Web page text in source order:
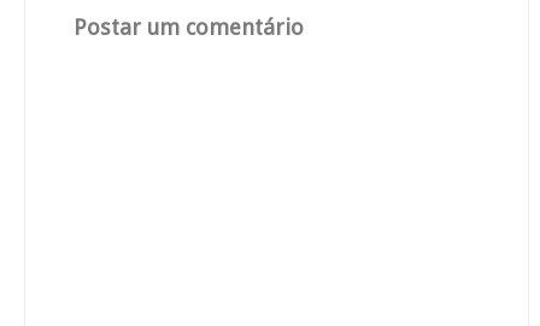
Postar um comentário